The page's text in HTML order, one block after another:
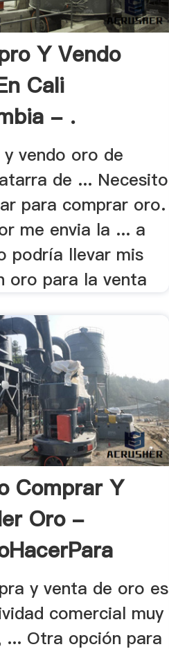
Y Vendo
Cali
- .
vendo oro de
de ... Necesito
para comprar oro.
me envia la ... a
podría llevar mis
oro para la venta
Comprar Y
Oro -
y venta de oro es
comercial muy
... Otra opción para